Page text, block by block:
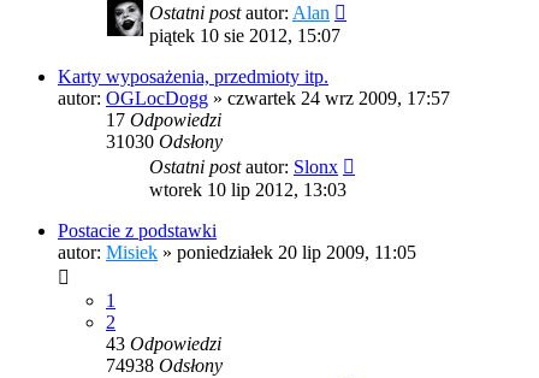
Ostatni postautor: Alan
piątek 10 sie 2012, 15:07
Karty wyposażenia, przedmioty itp.
autor: OGLocDogg » czwartek 24 wrz 2009, 17:57
17 Odpowiedzi
31030 Odsłony
Ostatni postautor: Slonx
wtorek 10 lip 2012, 13:03
Postacie z podstawki
autor: Misiek » poniedziałek 20 lip 2009, 11:05
1
2
43 Odpowiedzi
74938 Odsłony